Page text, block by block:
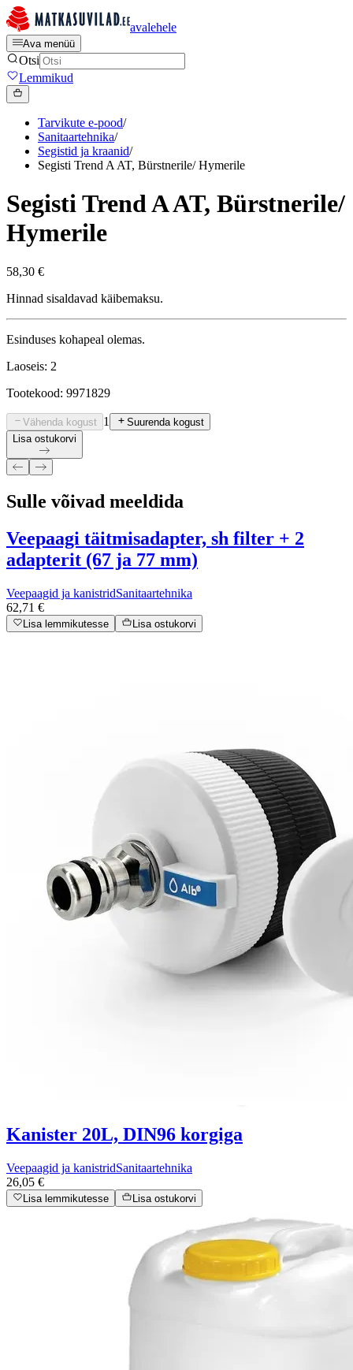
avalehele
Ava menüü
Otsi
Lemmikud
Tarvikute e-pood/
Sanitaartehnika/
Segistid ja kraanid/
Segisti Trend A AT, Bürstnerile/ Hymerile
Segisti Trend A AT, Bürstnerile/
Hymerile
58,30 €
Hinnad sisaldavad käibemaksu.
Esinduses kohapeal olemas.
Laoseis: 2
Tootekood: 9971829
Vähenda kogust 1
Suurenda kogust
Lisa ostukorvi
Sulle võivad meeldida
Veepaagi täitmisadapter, sh filter + 2
adapterit (67 ja 77 mm)
Veepaagid ja kanistridSanitaartehnika
62,71 €
Lisa lemmikutesse Lisa ostukorvi
Kanister 20L, DIN96 korgiga
Veepaagid ja kanistridSanitaartehnika
26,05 €
Lisa lemmikutesse Lisa ostukorvi